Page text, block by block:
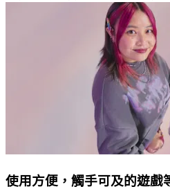
使用方便，觸手可及的遊戲